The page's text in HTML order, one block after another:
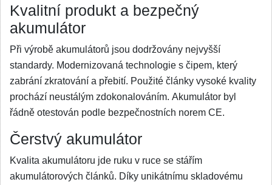
Kvalitní produkt a bezpečný
akumulátor
Při výrobě akumulátorů jsou dodržovány nejvyšší
standardy. Modernizovaná technologie s čipem, který
zabrání zkratování a přebití. Použité články vysoké kvality
prochází neustálým zdokonalováním. Akumulátor byl
řádně otestován podle bezpečnostních norem CE.
Čerstvý akumulátor
Kvalita akumulátoru jde ruku v ruce se stářím
akumulátorových článků. Díky unikátnímu skladovému